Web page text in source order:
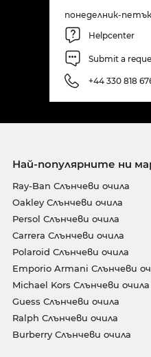
понеделник-петък
Helpcenter
Submit a
+44 330 818
Най-популярните ни
Ray-Ban Слънчеви очила
Oakley Слънчеви очила
Persol Слънчеви очила
Carrera Слънчеви очила
Polaroid Слънчеви очила
Emporio Armani Слънчеви
Michael Kors Слънчеви очила
Guess Слънчеви очила
Ralph Слънчеви очила
Burberry Слънчеви очила